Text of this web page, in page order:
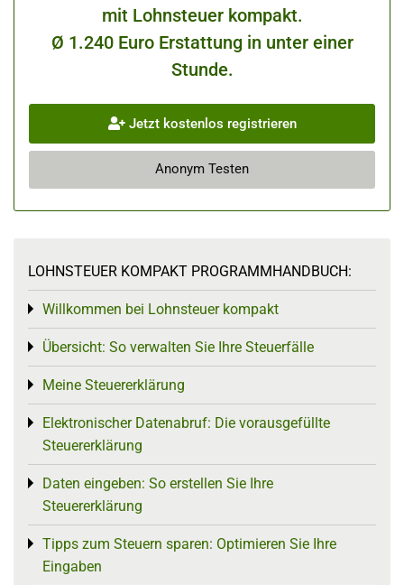
mit Lohnsteuer kompakt.
Ø 1.240 Euro Erstattung in unter einer
Stunde.
Jetzt kostenlos registrieren
Anonym Testen
LOHNSTEUER KOMPAKT PROGRAMMHANDBUCH:
Willkommen bei Lohnsteuer kompakt
Toggle menu
Übersicht: So verwalten Sie Ihre Steuerfälle
Toggle menu
Meine Steuererklärung
Toggle menu
Elektronischer Datenabruf: Die vorausgefüllte
Steuererklärung
Toggle menu
Daten eingeben: So erstellen Sie Ihre
Steuererklärung
Toggle menu
Tipps zum Steuern sparen: Optimieren Sie Ihre
Eingaben
Toggle menu